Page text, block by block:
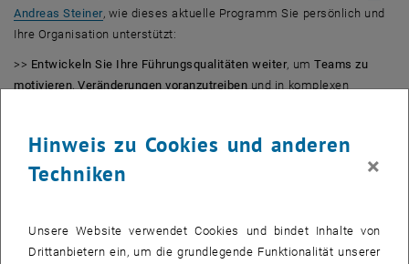
Andreas Steiner, wie dieses aktuelle Programm Sie persönlich und
Ihre Organisation unterstützt:
>> Entwickeln Sie Ihre Führungsqualitäten weiter, umTeams zu
motivieren,Veränderungen voranzutreibenund in komplexen
>>Stärken Sie Ihr strategisches Denken
– bringen Sie Technologie
Kenntnisse in Wirtschaft, Finanzwesen und Management.
Managementmit einem besseren Verständnis für KI-gesteuerte
Entscheidungsfindung
Hinweis zu Cookies und anderen
Techniken
×
Unsere Website verwendet Cookies und bindet Inhalte von
Drittanbietern ein, um die grundlegende Funktionalität unserer